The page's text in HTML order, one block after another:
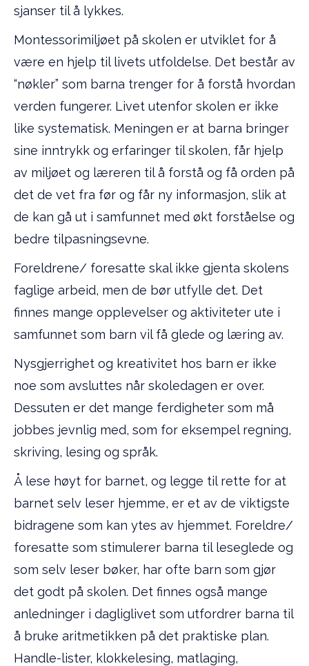
sjanser til å lykkes.
Montessorimiljøet på skolen er utviklet for å
være en hjelp til livets utfoldelse. Det består av
“nøkler” som barna trenger for å forstå hvordan
verden fungerer. Livet utenfor skolen er ikke
like systematisk. Meningen er at barna bringer
sine inntrykk og erfaringer til skolen, får hjelp
av miljøet og læreren til å forstå og få orden på
det de vet fra før og får ny informasjon, slik at
de kan gå ut i samfunnet med økt forståelse og
bedre tilpasningsevne.
Foreldrene/ foresatte skal ikke gjenta skolens
faglige arbeid, men de bør utfylle det. Det
finnes mange opplevelser og aktiviteter ute i
samfunnet som barn vil få glede og læring av.
Nysgjerrighet og kreativitet hos barn er ikke
noe som avsluttes når skoledagen er over.
Dessuten er det mange ferdigheter som må
jobbes jevnlig med, som for eksempel regning,
skriving, lesing og språk.
Å lese høyt for barnet, og legge til rette for at
barnet selv leser hjemme, er et av de viktigste
bidragene som kan ytes av hjemmet. Foreldre/
foresatte som stimulerer barna til leseglede og
som selv leser bøker, har ofte barn som gjør
det godt på skolen. Det finnes også mange
anledninger i dagliglivet som utfordrer barna til
å bruke aritmetikken på det praktiske plan.
Handle-lister, klokkelesing, matlaging,